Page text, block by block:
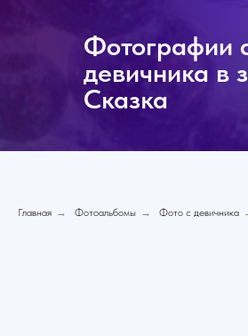
Фотографии
девичника в
Сказка
Главная → Фотоальбомы → Фото с девичника